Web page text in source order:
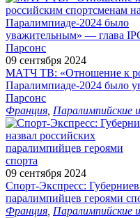
09 сентября 2024
МАТЧ ТВ: «Отношение к
Паралимпиаде‑2024 было
Парсонс
Франция Паралимпийские
09 сентября 2024
Спорт-Экспресс:
паралимпийцев героями
Франция Паралимпийские